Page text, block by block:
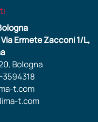
Ermete Zacconi 1/L,
Bologna
t.com
t.com